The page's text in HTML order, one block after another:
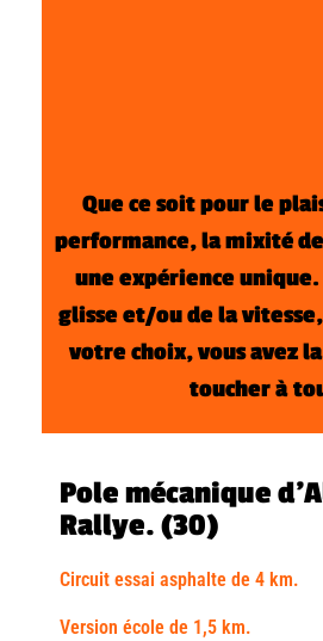
Que ce soit pour le
performance,la mixité
une expérience unique.
glisse et/ou de la
votre choix,vous avez
toucher à
Pole mécanique
Rallye. (30)
Circuit essai asphalte de 4 km.
Version école de 1,5 km.